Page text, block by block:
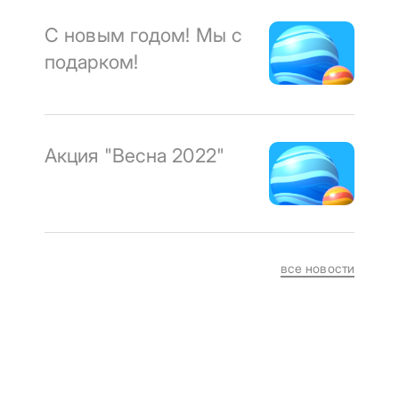
С новым годом! Мы с
подарком!
Акция "Весна 2022"
все новости